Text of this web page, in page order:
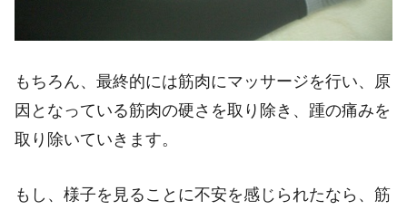
もちろん、最終的には筋肉にマッサージを行い、原
因となっている筋肉の硬さを取り除き、踵の痛みを
取り除いていきます。
もし、様子を見ることに不安を感じられたなら、筋